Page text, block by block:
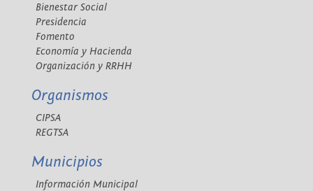
Bienestar Social
Presidencia
Fomento
Economía y Hacienda
Organización y RRHH
Organismos
CIPSA
REGTSA
Municipios
Información Municipal